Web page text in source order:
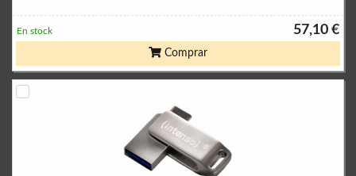
57,10 €
En stock
Comprar